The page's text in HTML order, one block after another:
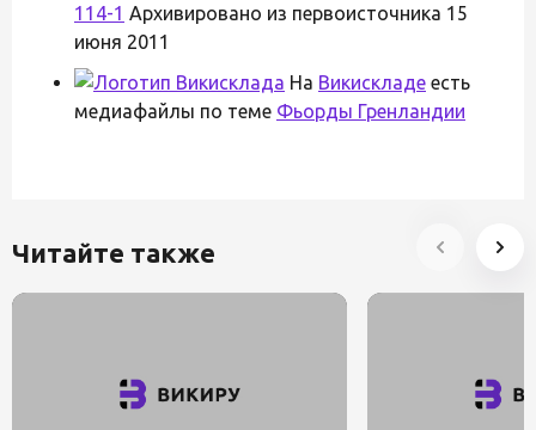
114-1 Архивировано из первоисточника 15
июня 2011
На Викискладе есть
медиафайлы по теме Фьорды Гренландии
Читайте также